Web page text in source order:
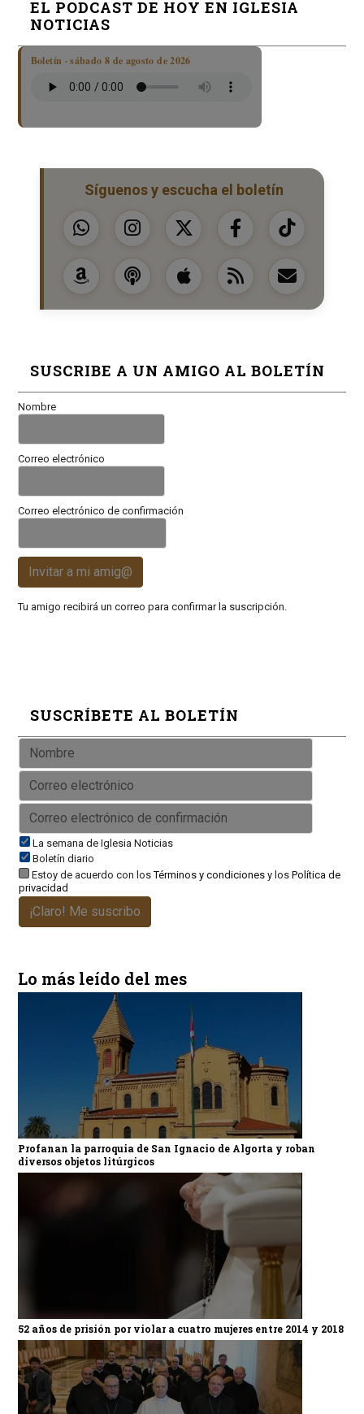
EL PODCAST DE HOY EN IGLESIA
NOTICIAS
Boletín · sábado 8 de agosto de 2026
Síguenos y escucha el boletín
SUSCRIBE A UN AMIGO AL BOLETÍN
Nombre
Correo electrónico
Correo electrónico de confirmación
Invitar a mi amig@
Tu amigo recibirá un correo para confirmar la suscripción.
SUSCRÍBETE AL BOLETÍN
La semana de Iglesia Noticias
Boletín diario
Estoy de acuerdo con losTérminos y condicionesy los Política de
privacidad
¡Claro! Me suscribo
Lo más leído del mes
Profanan la parroquia de San Ignacio de Algorta y roban
diversos objetos litúrgicos
52 años de prisión por violar a cuatro mujeres entre 2014 y 2018